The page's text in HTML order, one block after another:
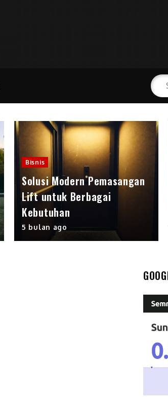
for:
Bisnis
Solusi Modern Pemasangan
Lift untuk Berbagai
Kebutuhan
5 bulan ago